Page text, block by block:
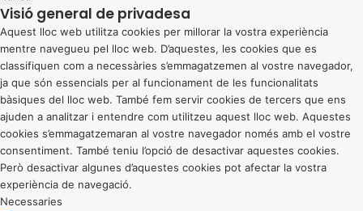
Visió general de privadesa
Aquest lloc web utilitza cookies per millorar la vostra experiència
mentre navegueu pel lloc web. D’aquestes, les cookies que es
classifiquen com a necessàries s’emmagatzemen al vostre navegador,
ja que són essencials per al funcionament de les funcionalitats
bàsiques del lloc web. També fem servir cookies de tercers que ens
ajuden a analitzar i entendre com utilitzeu aquest lloc web. Aquestes
cookies s’emmagatzemaran al vostre navegador només amb el vostre
consentiment. També teniu l’opció de desactivar aquestes cookies.
Però desactivar algunes d’aquestes cookies pot afectar la vostra
experiència de navegació.
Necessaries